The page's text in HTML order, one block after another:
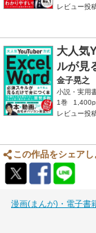
レビュー投
大人気
ルが見
金子晃之
小説・実用
1巻
レビュー投
この作品をシェアし
漫画(まんが)・電子書